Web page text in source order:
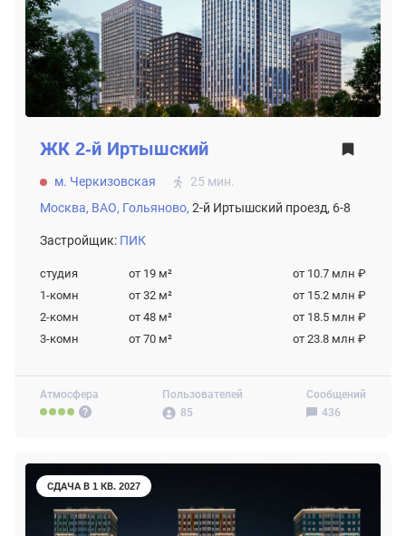
Атмосфера
Пользователей
85
Сообщений
436
ЖК 2-й Иртышский
м. Черкизовская
25 мин.
Москва, ВАО, Гольяново, 2-й Иртышский проезд, 6-8
Застройщик: ПИК
студия от 19 м²
от 10.7 млн ₽
1-комн
от 32 м²
от 15.2 млн ₽
2-комн
от 48 м²
от 18.5 млн ₽
3-комн
от 70 м² от 23.8 млн ₽
СДАЧА В 1 КВ. 2027